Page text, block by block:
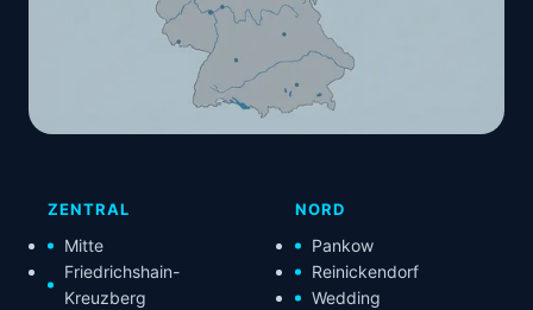
ZENTRAL
Mitte
Friedrichshain-
Kreuzberg
NORD
Pankow
Reinickendorf
Wedding